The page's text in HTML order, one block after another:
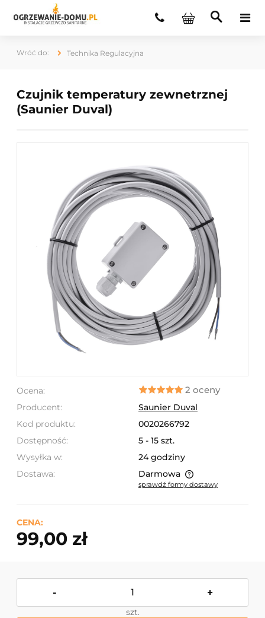
Technika Regulacyjna
Czujnik temperatury zewnetrznej
(Saunier Duval)
Ocena: 2 oceny
Producent:
Saunier Duval
Kod produktu:
0020266792
Dostępność:
5 - 15 szt.
Wysyłka w:
24 godziny
Dostawa:
Darmowa
Cena nie zawiera ewentualnych kosztów płatności
sprawdź formy dostawy
CENA:
99,00 zł
- +
szt.